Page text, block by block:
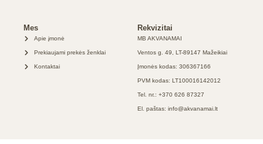
Mes
Apie įmonė
Prekiaujami prekės ženklai
Kontaktai
Rekvizitai
MB AKVANAMAI
Ventos g. 49, LT-89147 Mažeikiai
Įmonės kodas: 306367166
PVM kodas: LT100016142012
Tel. nr.: +370 626 87327
El. paštas: info@akvanamai.lt